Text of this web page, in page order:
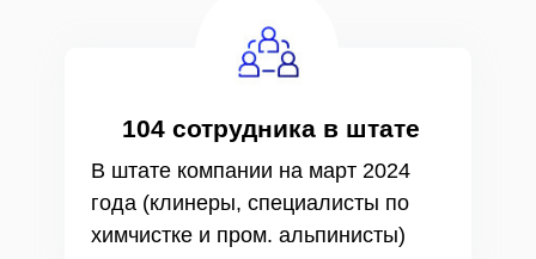
104 сотрудника в штате
В штате компании на март 2024
года (клинеры, специалисты по
химчистке и пром. альпинисты)